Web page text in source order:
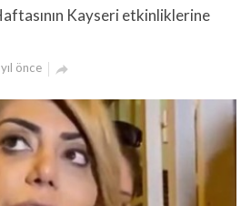
Kayseri etkinliklerine
önce 